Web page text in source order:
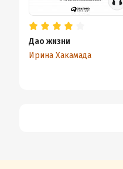
Дао жизни
Ирина Хакамада